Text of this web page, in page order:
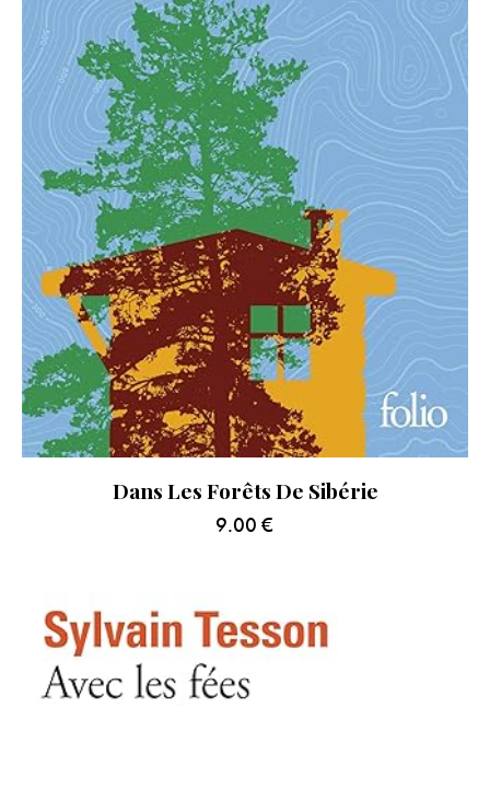
Dans Les Forêts De Sibérie
9.00 €